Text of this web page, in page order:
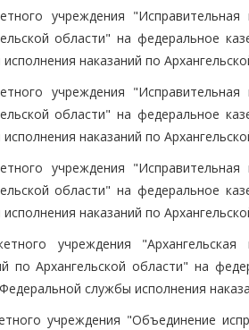
учреждения
области" на федеральное
наказаний по
учреждения
области" на федеральное
наказаний по
учреждения
области" на федеральное
наказаний по
учреждения
по Архангельской области" на
службы исполнения
учреждения "Объединение